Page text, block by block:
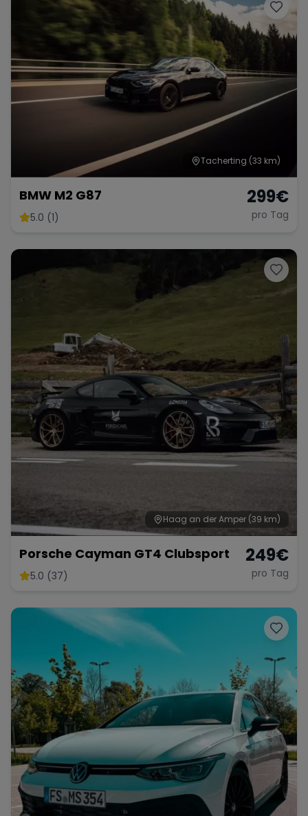
Tacherting (33 km)
BMW M2 G87
5.0 (1)
299€
pro Tag
Haag an der Amper (39 km)
Porsche Cayman GT4 Clubsport
5.0 (37)
249€
pro Tag